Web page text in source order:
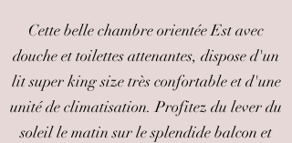
Cette belle chambre orientée Est avec
douche et toilettes attenantes, dispose d'un
lit super king size très confortable et d'une
unité de climatisation. Profitez du lever du
soleil le matin sur le splendide balcon et